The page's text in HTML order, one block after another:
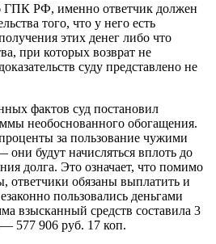
ГПК РФ, именно ответчик должен
того, что у него есть
этих денег либо что
при которых возврат не
суду представлено не
фактов суд постановил
необоснованного обогащения.
за пользование чужими
будут начисляться вплоть до
долга. Это означает, что помимо
ответчики обязаны выплатить и
пользовались деньгами
взысканный средств составила 3
577 906 руб. 17 коп.